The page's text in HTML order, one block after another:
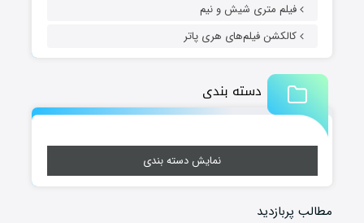
فیلم متری شیش و نیم
کالکشن فیلم‌های هری پاتر
دسته بندی
نمایش دسته بندی
مطالب پربازدید